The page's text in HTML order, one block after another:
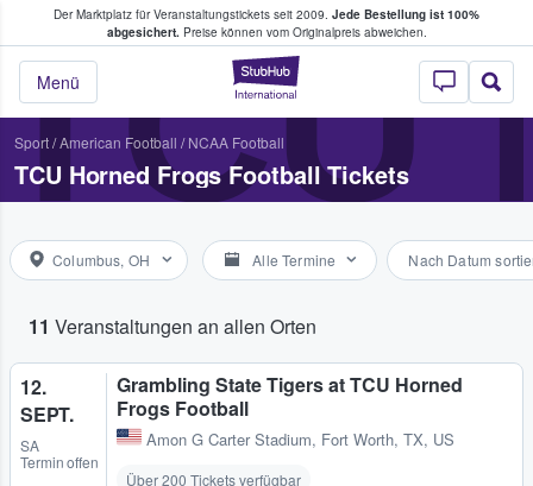
Der Marktplatz für Veranstaltungstickets seit 2009. Jede Bestellung ist 100%
abgesichert.Preise können vom Originalpreis abweichen.
StubHub - Wo
Menü
Tickets kaufen & verkaufen
Sport/American Football / NCAA Football
TCU Horned Frogs Football Tickets
Columbus, OH Alle Termine Nach Datum
11 Veranstaltungen an allen Orten
12.
SEPT.
SA
Termin offen
Grambling State Tigers at TCU Horned
Frogs Football
Amon G Carter Stadium, Fort Worth, TX, US
Über 200 Tickets verfügbar